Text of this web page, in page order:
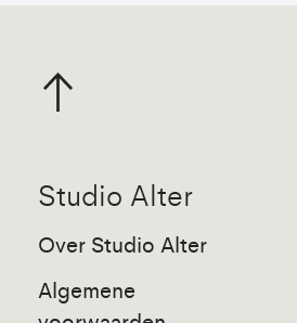
Studio Alter
Over Studio Alter
Algemene